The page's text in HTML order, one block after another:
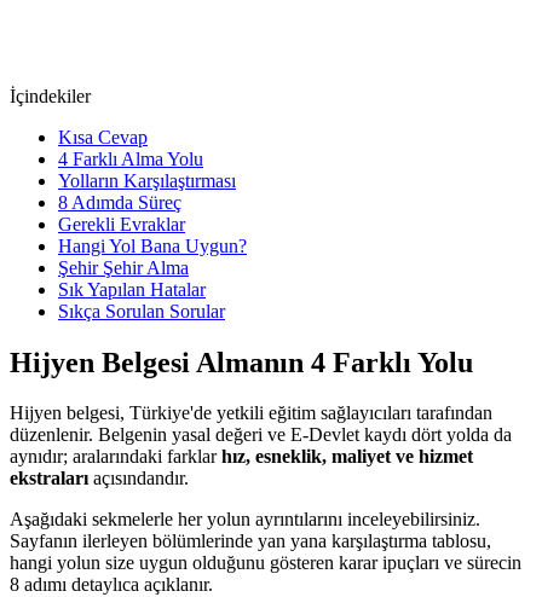
İçindekiler
Kısa Cevap
4 Farklı Alma Yolu
Yolların Karşılaştırması
8 Adımda Süreç
Gerekli Evraklar
Hangi Yol Bana Uygun?
Şehir Şehir Alma
Sık Yapılan Hatalar
Sıkça Sorulan Sorular
Hijyen Belgesi Almanın 4 Farklı Yolu
Hijyen belgesi, Türkiye'de yetkili eğitim sağlayıcıları tarafından
düzenlenir. Belgenin yasal değeri ve E-Devlet kaydı dört yolda da
aynıdır; aralarındaki farklarhız, esneklik, maliyet ve hizmet
ekstralarıaçısındandır.
Aşağıdaki sekmelerle her yolun ayrıntılarını inceleyebilirsiniz.
Sayfanın ilerleyen bölümlerinde yan yana karşılaştırma tablosu,
hangi yolun size uygun olduğunu gösteren karar ipuçları ve sürecin
8 adımı detaylıca açıklanır.